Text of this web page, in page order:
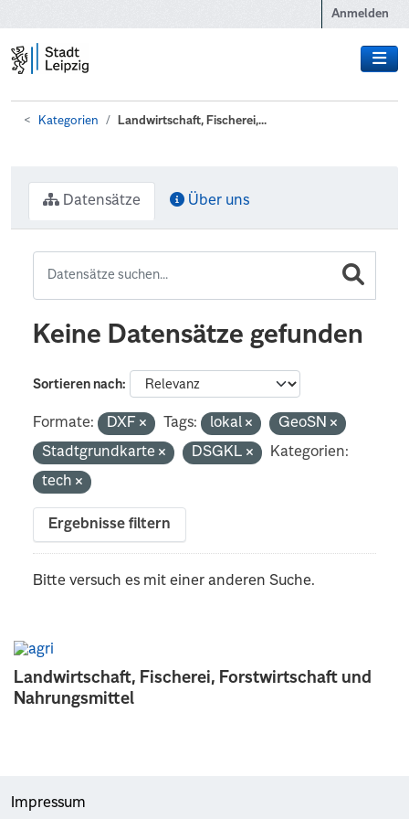
Anmelden
Kategorien Landwirtschaft, Fischerei,...
Landwirtschaft, Fischerei, Forstwirtschaft und
Nahrungsmittel
Datensätze Über uns
Keine Datensätze gefunden
Sortieren nach
Formate: DXF Tags: lokal
GeoSN
Stadtgrundkarte
DSGKL
Kategorien:
tech
Ergebnisse filtern
Bitte versuch es mit einer anderen Suche.
Impressum